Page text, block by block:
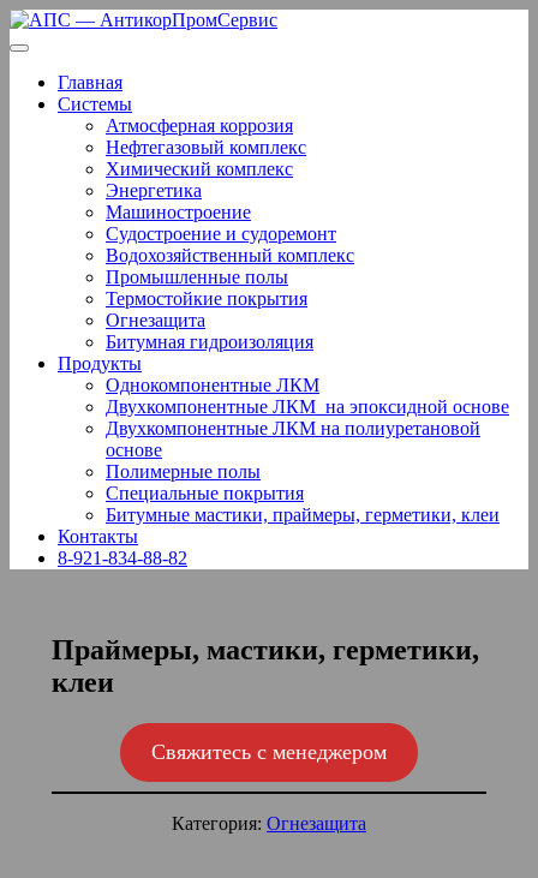
Перейти
к
Главная
Системы
Атмосферная коррозия
Нефтегазовый комплекс
Химический комплекс
Энергетика
Машиностроение
Судостроение и судоремонт
Водохозяйственный комплекс
Промышленные полы
Термостойкие покрытия
Огнезащита
Битумная гидроизоляция
Продукты
Однокомпонентные ЛКМ
Двухкомпонентные ЛКМ ­ на эпоксидной основе
Двухкомпонентные ЛКМ на полиуретановой
основе
Полимерные полы
Специальные покрытия
Битумные мастики, праймеры, герметики, клеи
Контакты
8-921-834-88-82
Праймеры, мастики, герметики,
клеи
Свяжитесь с менеджером
Категория: Огнезащита